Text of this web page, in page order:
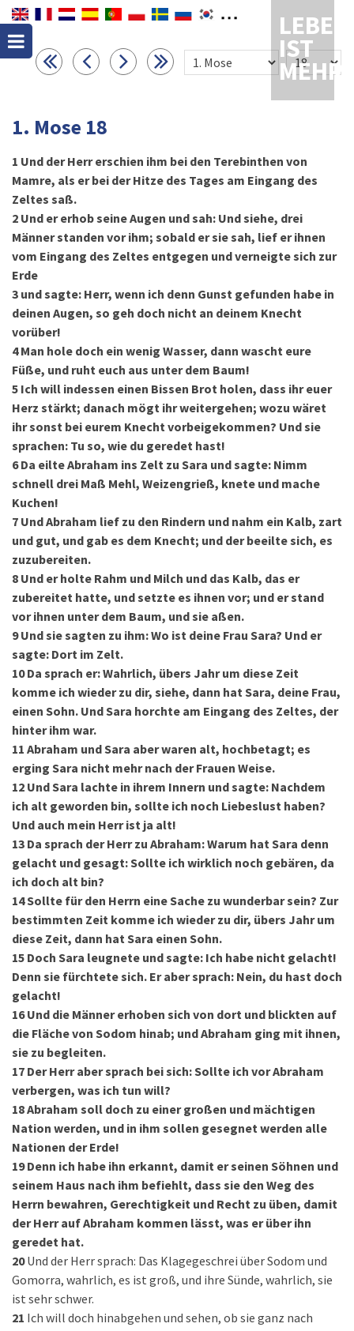
LEBEN
IST
MEHR
1. Mose 18
1 Und der Herr erschien ihm bei den Terebinthen von
Mamre, als er bei der Hitze des Tages am Eingang des
Zeltes saß.
2 Und er erhob seine Augen und sah: Und siehe, drei
Männer standen vor ihm; sobald er sie sah, lief er ihnen
vom Eingang des Zeltes entgegen und verneigte sich zur
Erde
3 und sagte: Herr, wenn ich denn Gunst gefunden habe in
deinen Augen, so geh doch nicht an deinem Knecht
vorüber!
4 Man hole doch ein wenig Wasser, dann wascht eure
Füße, und ruht euch aus unter dem Baum!
5 Ich will indessen einen Bissen Brot holen, dass ihr euer
Herz stärkt; danach mögt ihr weitergehen; wozu wäret
ihr sonst bei eurem Knecht vorbeigekommen? Und sie
sprachen: Tu so, wie du geredet hast!
6 Da eilte Abraham ins Zelt zu Sara und sagte: Nimm
schnell drei Maß Mehl, Weizengrieß, knete und mache
Kuchen!
7 Und Abraham lief zu den Rindern und nahm ein Kalb, zart
und gut, und gab es dem Knecht; und der beeilte sich, es
zuzubereiten.
8 Und er holte Rahm und Milch und das Kalb, das er
zubereitet hatte, und setzte es ihnen vor; und er stand
vor ihnen unter dem Baum, und sie aßen.
9 Und sie sagten zu ihm: Wo ist deine Frau Sara? Und er
sagte: Dort im Zelt.
10 Da sprach er: Wahrlich, übers Jahr um diese Zeit
komme ich wieder zu dir, siehe, dann hat Sara, deine Frau,
einen Sohn. Und Sara horchte am Eingang des Zeltes, der
hinter ihm war.
11 Abraham und Sara aber waren alt, hochbetagt; es
erging Sara nicht mehr nach der Frauen Weise.
12 Und Sara lachte in ihrem Innern und sagte: Nachdem
ich alt geworden bin, sollte ich noch Liebeslust haben?
Und auch mein Herr ist ja alt!
13 Da sprach der Herr zu Abraham: Warum hat Sara denn
gelacht und gesagt: Sollte ich wirklich noch gebären, da
ich doch alt bin?
14Sollte für den Herrn eine Sache zu wunderbar sein? Zur
bestimmten Zeit komme ich wieder zu dir, übers Jahr um
diese Zeit, dann hat Sara einen Sohn.
15 Doch Sara leugnete und sagte: Ich habe nicht gelacht!
Denn sie fürchtete sich. Er aber sprach: Nein, du hast doch
gelacht!
16 Und die Männer erhoben sich von dort und blickten auf
die Fläche von Sodom hinab; und Abraham ging mit ihnen,
sie zu begleiten.
17 Der Herr aber sprach bei sich: Sollte ich vor Abraham
verbergen, was ich tun will?
18Abraham soll doch zu einer großen und mächtigen
Nation werden, und in ihm sollen gesegnet werden alle
Nationen der Erde!
19 Denn ich habe ihn erkannt, damit er seinen Söhnen und
seinem Haus nach ihm befiehlt, dass sie den Weg des
Herrn bewahren, Gerechtigkeit und Recht zu üben, damit
der Herr auf Abraham kommen lässt, was er über ihn
geredet hat.
20 Und der Herr sprach: Das Klagegeschrei über Sodom und
Gomorra, wahrlich, es ist groß, und ihre Sünde, wahrlich, sie
ist sehr schwer.
21 Ich will doch hinabgehen und sehen, ob sie ganz nach